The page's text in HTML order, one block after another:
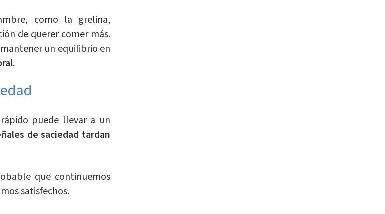
como la grelina,
de querer comer más.
un equilibrio en
puede llevar a un
de saciedad tardan
que continuemos
satisfechos.